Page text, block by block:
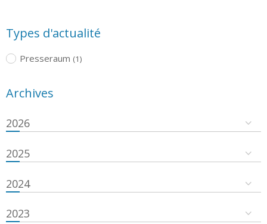
Types d'actualité
Presseraum (1)
Archives
2026
2025
2024
2023